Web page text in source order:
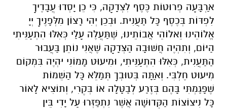
אַרְבָּעָה פְרוּטוֹת כֶּסֶף לִצְדָקָה, כִּי כֵן יָסְדוּ עֲבָדֶיךָ
לִפְדּוֹת בְּכֶסֶף כָּל תַּעֲנִית. וּבְכֵן יְהִי רָצוֹן מִלְּפָנֶיךָ יְיָ
אֱלוֹהֵינוּ וֵאלוֹהֵי אֲבוֹתֵינוּ, שֶׁתַּעֲלֶה עָלַי כְּאִלּוּ הִתְעַנֵּיתִי
הַיּוֹם, וְתִהְיֶה חֲשׁוּבָה הַצְּדָקָה שֶׁאֲנִי נוֹתֵן בַּעֲבוּר
הַתַּעֲנִית, כְּאִלּוּ הִתְעַנֵּיתִי, וּמִיעוּט מָמוֹנִי יִהְיֶה בִּמְקוֹם
מִיעוּט חֶלְבִּי. וְאַתָּה בְּטוּבְךָ תְּמַלֵּא כָּל הַשֵּׁמוֹת
שֶׁפָּגַמְתִּי בָּהֶם בְּזֶרַע לְבַטָּלָה אוֹ בְּקֶרִי, וְתוֹצִיא לָאוֹר
כָּל נִיצוֹצוֹת הַקְּדוּשָׁה אֲשֶׁר נִתְפַּזְּרוּ עַל יָדִי בֵּין